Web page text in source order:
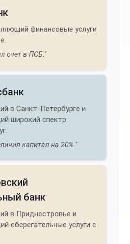
финансовые услуги
счет в ПСБ."
в Санкт-Петербурге и
широкий спектр
капитал на 20%."
банк
в Приднестровье и
сберегательные услуги с